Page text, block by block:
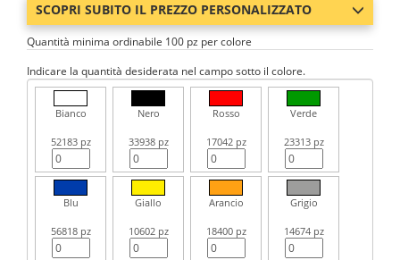
SCOPRI SUBITO IL PREZZO PERSONALIZZATO
Quantità minima ordinabile 100 pz per colore
Indicare la quantità desiderata nel campo sotto il colore.
Bianco
52183 pz
Nero
33938 pz
Rosso
17042 pz
Verde
23313 pz
Blu
56818 pz
Giallo
10602 pz
Arancio
18400 pz
Grigio
14674 pz